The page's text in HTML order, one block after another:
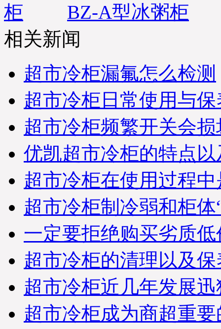
BZ-A型冰粥柜
相关新闻
超市冷柜漏氟怎么检测
超市冷柜日常使用与
超市冷柜频繁开关会
优凯超市冷柜的特点
超市冷柜在使用过程
超市冷柜制冷弱和柜
一定要拒绝购买劣质
超市冷柜的清理以及保
超市冷柜近几年发展迅
超市冷柜成为商超重